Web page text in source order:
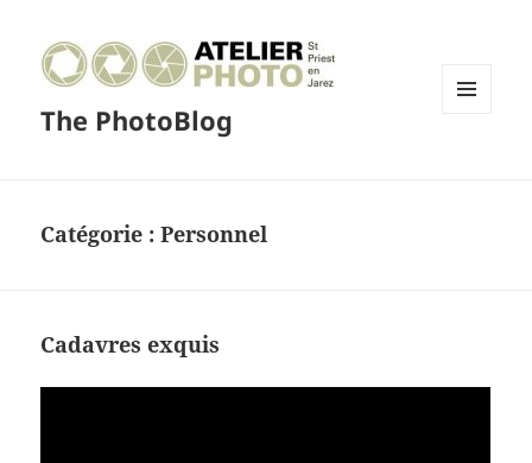
The PhotoBlog
Catégorie :Personnel
Cadavres exquis